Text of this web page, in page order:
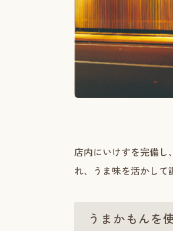
店内にいけすを完備し
れ、うま味を活かして
うまかもんを